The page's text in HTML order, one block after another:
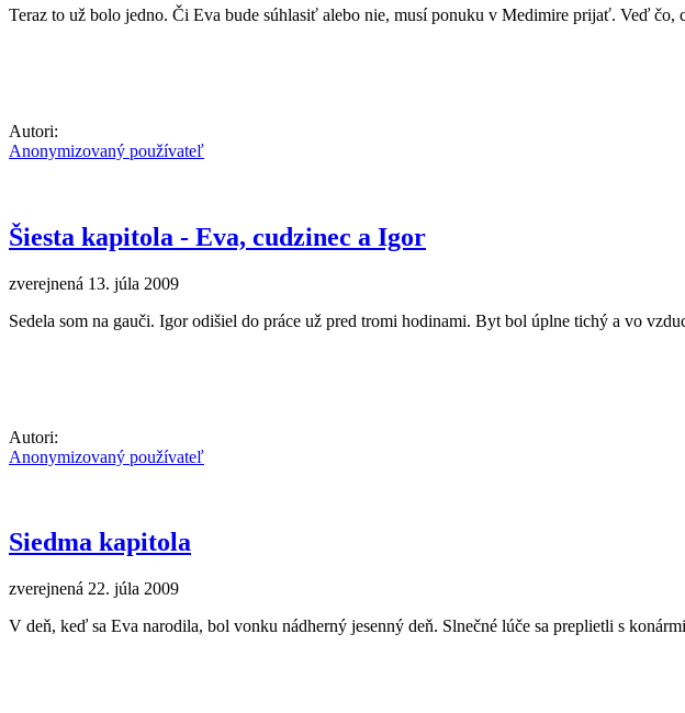
Teraz to už bolo jedno. Či Eva bude súhlasiť alebo nie, musí ponuku v Medimire prijať. Veď
Autori:
Anonymizovaný používateľ
Šiesta kapitola - Eva, cudzinec a Igor
zverejnená 13. júla 2009
Sedela som na gauči. Igor odišiel do práce už pred tromi hodinami. Byt bol úplne tichý a vo
Autori:
Anonymizovaný používateľ
Siedma kapitola
zverejnená 22. júla 2009
V deň, keď sa Eva narodila, bol vonku nádherný jesenný deň. Slnečné lúče sa preplietli s